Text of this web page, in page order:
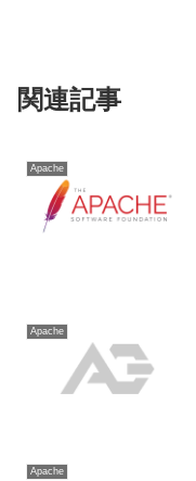
関連記事
Apache
Apache
Apache